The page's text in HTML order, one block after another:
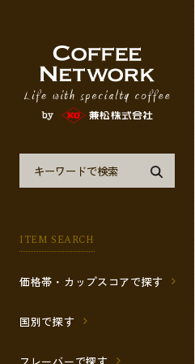
ITEM SEARCH
価格帯・カップスコアで探す
国別で探す